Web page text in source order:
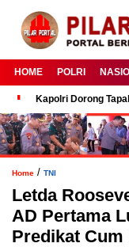
HOME POLRI
Kapolri Dorong
Home / TNI
Letda
AD Pertama
Predikat Cum